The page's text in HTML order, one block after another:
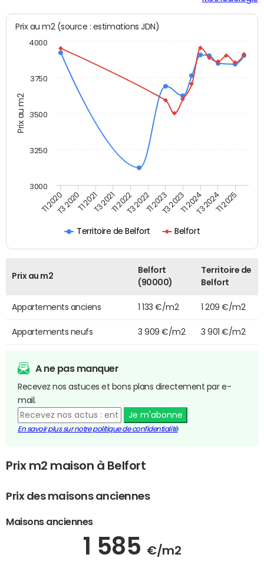
Prix au m2
Prix au m2 (source : estimations JDN)
Territoire de Belfort Belfort
T1 2020T3 2020T1 2021T3 2021T1 2022T3 2022T1 2023T3 2023T1 2024T3 2024T1 2025
3000
3250
3500
3750
4000
Prix au m2
Belfort
(90000)
Territoire de
Belfort
Appartements anciens 1 133 €/m2 1 209 €/m2
Appartements neufs 3 909 €/m2 3 901 €/m2
A ne pas manquer
Recevez nos astuces et bons plans directement par e-
mail.
Je m'abonne
En savoir plus sur notre politique de confidentialité
Prix m2 maison à Belfort
Prix des maisons anciennes
Maisons anciennes
1 585 €/m2